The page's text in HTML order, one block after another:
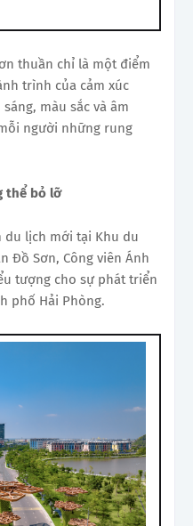
thuần chỉ là một điểm
trình của cảm xúc
màu sắc và âm
người những rung
thể bỏ lỡ
du lịch mới tại Khu du
Đồ Sơn, Công viên Ánh
tượng cho sự phát triển
phố Hải Phòng.